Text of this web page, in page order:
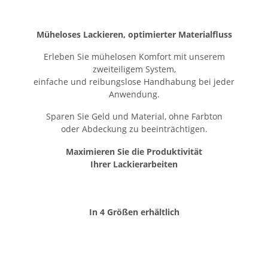
Müheloses Lackieren, optimierter Materialfluss
Erleben Sie mühelosen Komfort mit unserem
zweiteiligem System,
einfache und reibungslose Handhabung bei jeder
Anwendung.
Sparen Sie Geld und Material, ohne Farbton
oder Abdeckung zu beeinträchtigen.
Maximieren Sie die Produktivität
Ihrer Lackierarbeiten
In 4 Größen erhältlich